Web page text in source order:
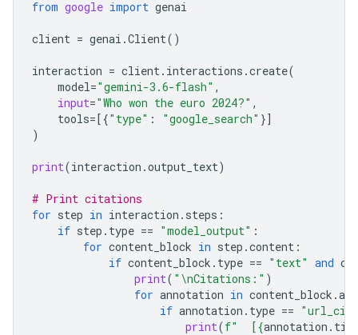
from google import genai
client = genai .Client()
interaction = client. interactions .create(
model="gemini-3.6-flash" ,
input="Who won the euro 2024?" ,
tools=[{"type" : "google_search" }]
)
print(interaction .output_text)
# Print citations
for step in interaction . steps :
if step . type == "model_output" :
for content_block in step .content :
if content_block . type == "text" and
print( " \nCitations:" )
for annotation in content_block .
if annotation . type ==
print(f"  [{annotation .